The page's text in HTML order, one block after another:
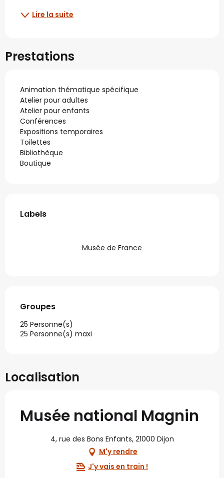
Lire la suite
Prestations
Animation thématique spécifique
Atelier pour adultes
Atelier pour enfants
Conférences
Expositions temporaires
Toilettes
Bibliothèque
Boutique
Offres de prestations
Labels
Labels
Musée de France
Groupes
Groupes
25 Personne(s)
25 Personne(s) maxi
Localisation
Musée national Magnin
4, rue des Bons Enfants, 21000 Dijon
M'y rendre
J'y vais en train !